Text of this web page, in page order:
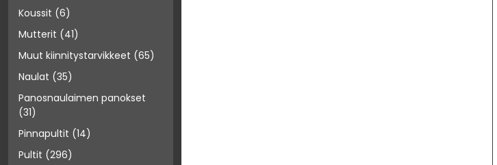
Koussit (6)
Mutterit (41)
Muut kiinnitystarvikkeet (65)
Naulat (35)
Panosnaulaimen panokset
(31)
Pinnapultit (14)
Pultit (296)